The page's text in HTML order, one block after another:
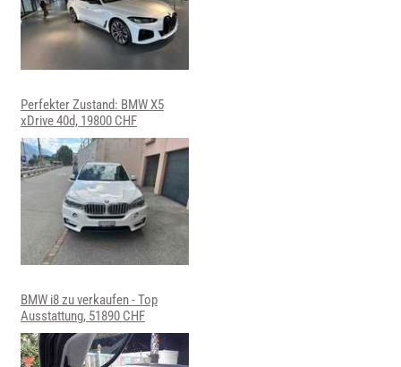
Perfekter Zustand: BMW X5
xDrive 40d, 19800 CHF
BMW i8 zu verkaufen - Top
Ausstattung, 51890 CHF